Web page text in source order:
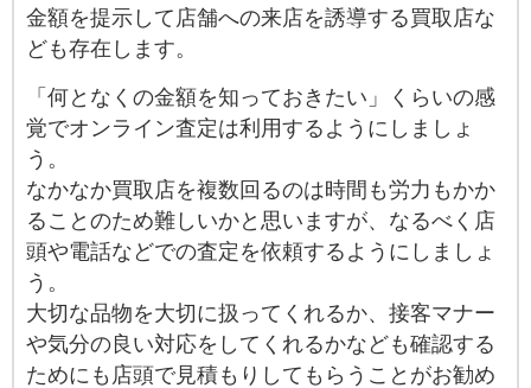
金額を提示して店舗への来店を誘導する買取店な
ども存在します。
「何となくの金額を知っておきたい」くらいの感
覚でオンライン査定は利用するようにしましょ
う。
なかなか買取店を複数回るのは時間も労力もかか
ることのため難しいかと思いますが、なるべく店
頭や電話などでの査定を依頼するようにしましょ
う。
大切な品物を大切に扱ってくれるか、接客マナー
や気分の良い対応をしてくれるかなども確認する
ためにも店頭で見積もりしてもらうことがお勧め